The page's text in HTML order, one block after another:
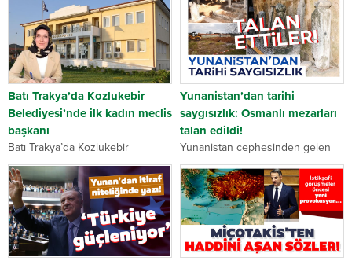
Yunanistan’da Türk azınlık,
Yunanistan Yüksek
Mahkemesinin (Arios Pagos)
İskeçe Türk Birliğinin (İTB) Avrupa
İnsan Hakları Mahkemesi (AİHM)
kararları doğrultusunda yeniden
tescil başvurusunu ret kararını
protesto...
(BM) bildirdiği kıta sahanlığı
sınırlarını dikkate alarak
hidrokarbon arama ihalesine
çıktığını duyurması, Yunan
basınında yer buldu. Yunan The
İndicator...
Batı Trakya’da Kozlukebir
Belediyesi’nde ilk kadın meclis
başkanı
Batı Trakya’da Kozlukebir
Belediye Başkanı Rıdvan
Ahmet’in liderliğinde Demokratik
Güç Listesi’nden meclis üyesi
seçilen Avukat Rukiye Rızgıç,
yeni üstendiği görevle Kozlukebir
Belediyesi’nde tarihe geçti. Av....
Yunanistan’dan tarihi
saygısızlık: Osmanlı mezarları
talan edildi!
Yunanistan cephesinden gelen
skandal haber, Osmanlı
mezarlarına yapılan saygısızlığı
gözler önüne serdi. Yerel
basından elde edilen haberlere
göre, Selanik’e bağlı Gargara
köyünde spor salonu yapımı...